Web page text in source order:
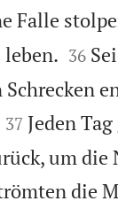
Falle
leben.
36

37 Jeden
um die
die